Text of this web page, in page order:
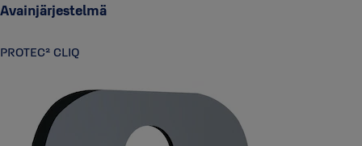
Avainjärjestelmä
PROTEC² CLIQ